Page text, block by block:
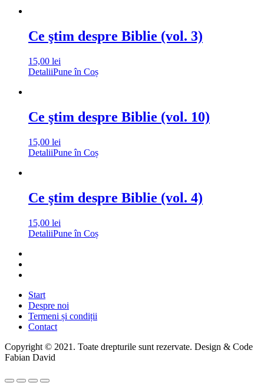
Ce ştim despre Biblie (vol. 3)
15,00 lei
DetaliiPune în Coș
Ce ştim despre Biblie (vol. 10)
15,00 lei
DetaliiPune în Coș
Ce ştim despre Biblie (vol. 4)
15,00 lei
DetaliiPune în Coș
Start
Despre noi
Termeni și condiții
Contact
Copyright © 2021. Toate drepturile sunt rezervate. Design & Code
Fabian David